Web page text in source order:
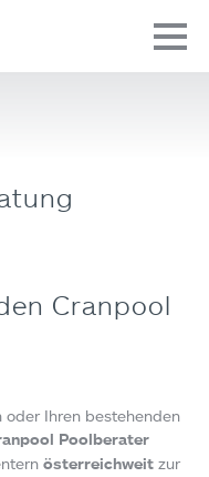
Cranpool
oder Ihren bestehenden
Poolberater
österreichweit zur